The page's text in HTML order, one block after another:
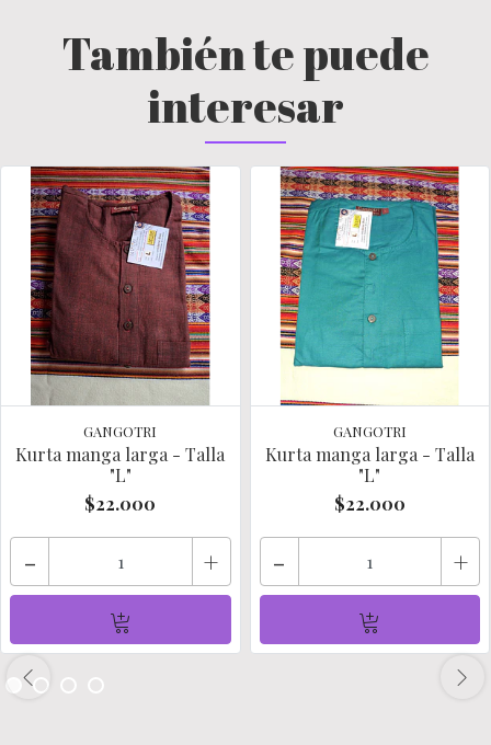
También te puede
interesar
GANGOTRI
Kurta manga larga - Talla
"L"
$22.000
- +
GANGOTRI
Kurta manga larga - Talla
"L"
$22.000
- +